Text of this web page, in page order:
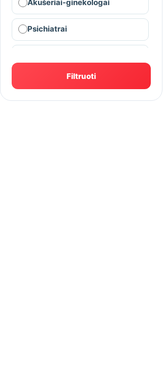
Akušeriai-ginekologai
Psichiatrai
Radiologai
Filtruoti